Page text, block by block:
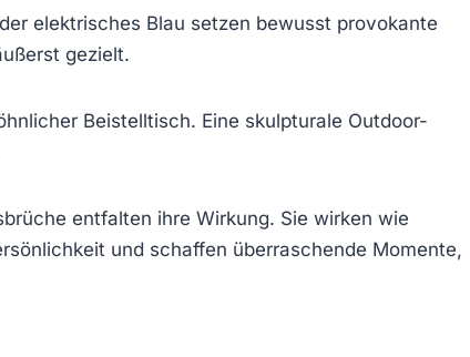
elektrisches Blau setzen bewusst provokante
gezielt.
Beistelltisch. Eine skulpturale Outdoor-
entfalten ihre Wirkung. Sie wirken wie
und schaffen überraschende Momente,